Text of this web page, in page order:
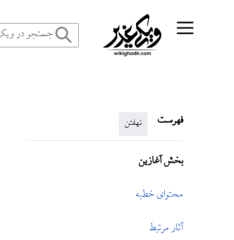
منوی اصلی
فهرست نهفتن
بخش آغازین
محتوای خطبه
آثار مرتبط